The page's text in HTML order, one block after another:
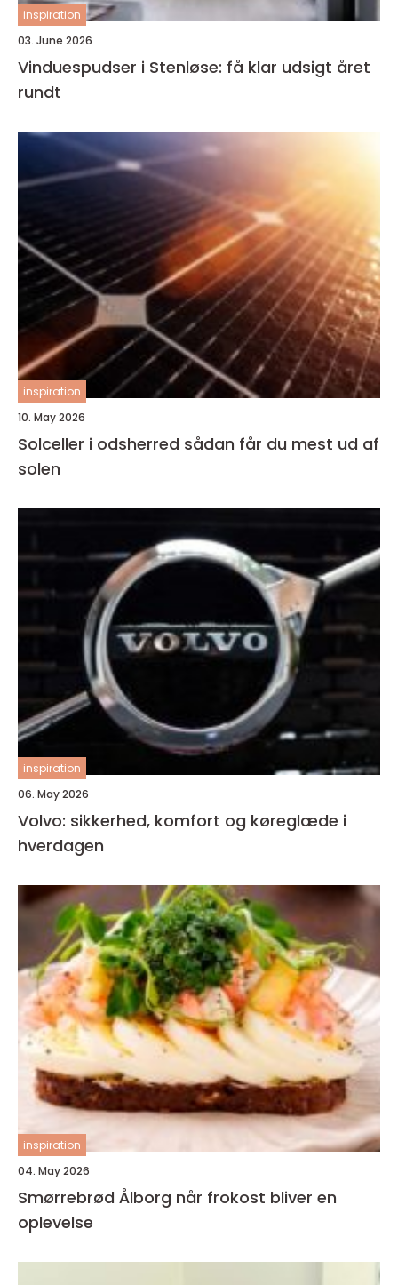
inspiration
03. June 2026
Vinduespudser i Stenløse: få klar udsigt året
rundt
inspiration
10. May 2026
Solceller i odsherred sådan får du mest ud af
solen
inspiration
06. May 2026
Volvo: sikkerhed, komfort og køreglæde i
hverdagen
inspiration
04. May 2026
Smørrebrød Ålborg når frokost bliver en
oplevelse